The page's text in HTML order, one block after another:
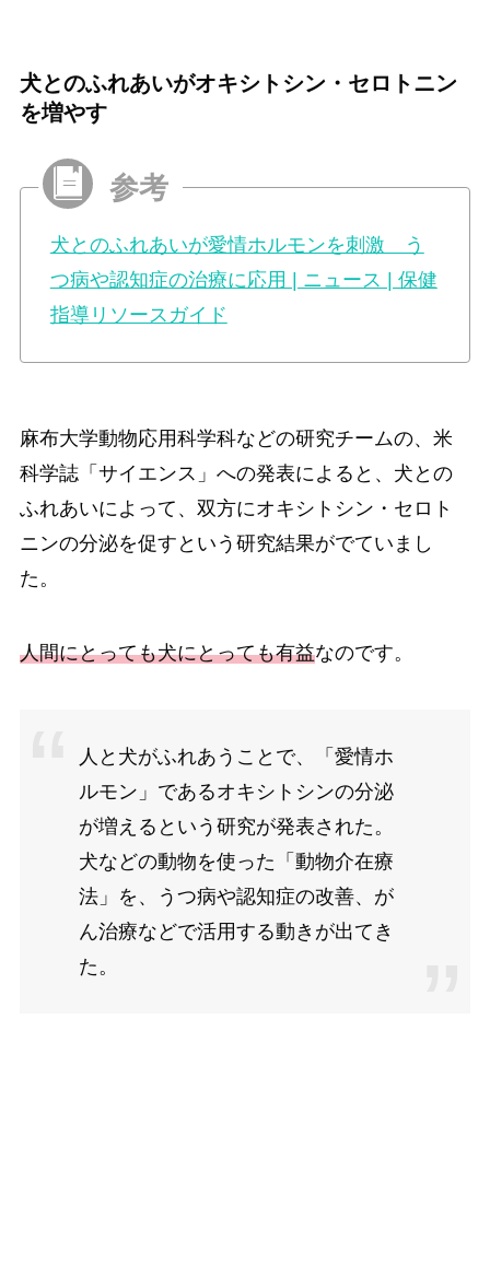
犬とのふれあいがオキシトシン・セロトニン
を増やす
犬とのふれあいが愛情ホルモンを刺激 う
つ病や認知症の治療に応用 | ニュース | 保健
指導リソースガイド
麻布大学動物応用科学科などの研究チームの、米
科学誌「サイエンス」への発表によると、犬との
ふれあいによって、双方にオキシトシン・セロト
ニンの分泌を促すという研究結果がでていまし
た。
人間にとっても犬にとっても有益なのです。
人と犬がふれあうことで、「愛情ホ
ルモン」であるオキシトシンの分泌
が増えるという研究が発表された。
犬などの動物を使った「動物介在療
法」を、うつ病や認知症の改善、が
ん治療などで活用する動きが出てき
た。